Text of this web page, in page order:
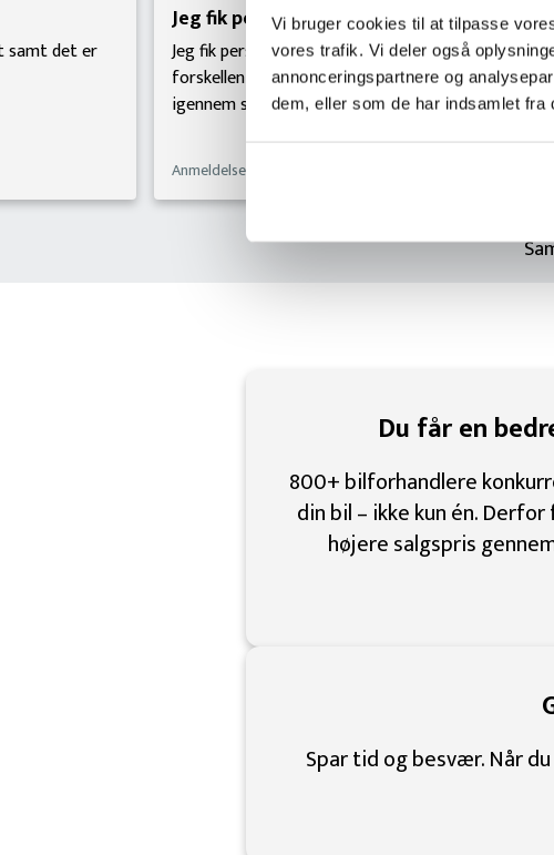
Vi bruger cookies til at tilpasse
vores trafik. Vi deler også
annonceringspartnere og
dem, eller som de har indsamlet fra
det er
Jeg fik personlig betjening af TjekBil
Jeg fik personlig betjening af TjekBil, hvilket gjorde
forskellen for mig. Jeg blev ringet op og hjulpet godt
igennem salget af min bil.
Anmeldelse på Trustpilot
Du får en
800+ bilforhandlere
din bil – ikke kun én.
højere salgspris
Spar tid og besvær. Når